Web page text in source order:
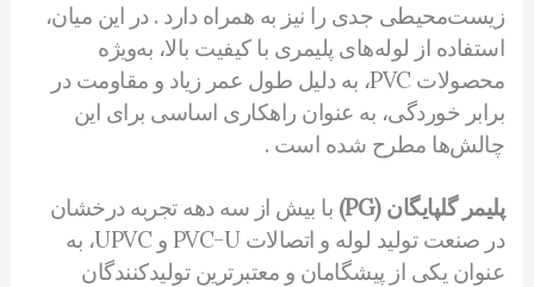
زیست‌محیطی جدی را نیز به همراه دارد . در این میان،
استفاده از لوله‌های پلیمری با کیفیت بالا، به‌ویژه
محصولات PVC، به دلیل طول عمر زیاد و مقاومت در
برابر خوردگی، به عنوان راهکاری اساسی برای این
چالش‌ها مطرح شده است .
پلیمر گلپایگان (PG)
با بیش از سه دهه تجربه درخشان
در صنعت تولید لوله و اتصالات PVC-U و UPVC، به
عنوان یکی از پیشگامان و معتبرترین تولیدکنندگان